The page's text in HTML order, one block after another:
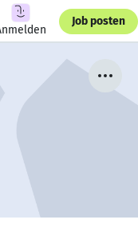
Job posten